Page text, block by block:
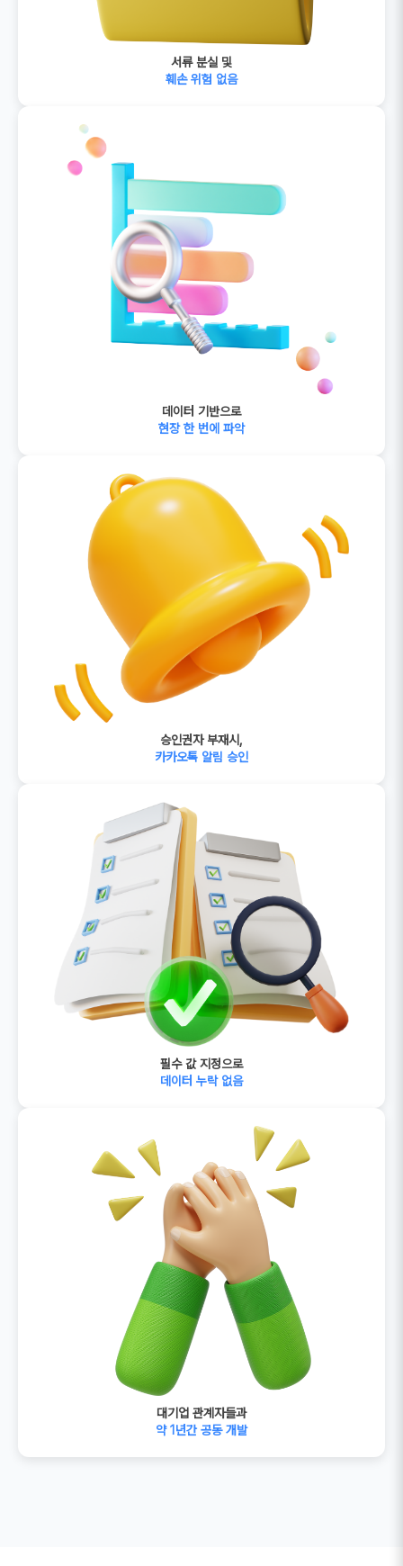
서류 분실 및
훼손 위험 없음
데이터 기반으로
현장 한 번에 파악
승인권자 부재시,
카카오톡 알림 승인
필수 값 지정으로
데이터 누락 없음
대기업 관계자들과
약 1년간 공동 개발